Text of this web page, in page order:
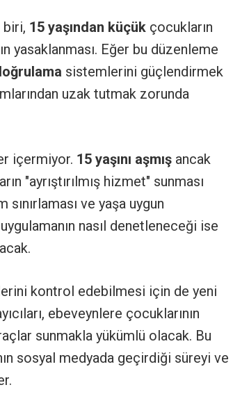
biri, 15 yaşından küçük çocukların
yasaklanması. Eğer bu düzenleme
sistemlerini güçlendirmek
uzak tutmak zorunda
içermiyor. 15 yaşını aşmış ancak
"ayrıştırılmış hizmet" sunması
ve yaşa uygun
nasıl denetleneceği ise
kontrol edebilmesi için de yeni
ebeveynlere çocuklarının
sunmakla yükümlü olacak. Bu
sosyal medyada geçirdiği süreyi ve